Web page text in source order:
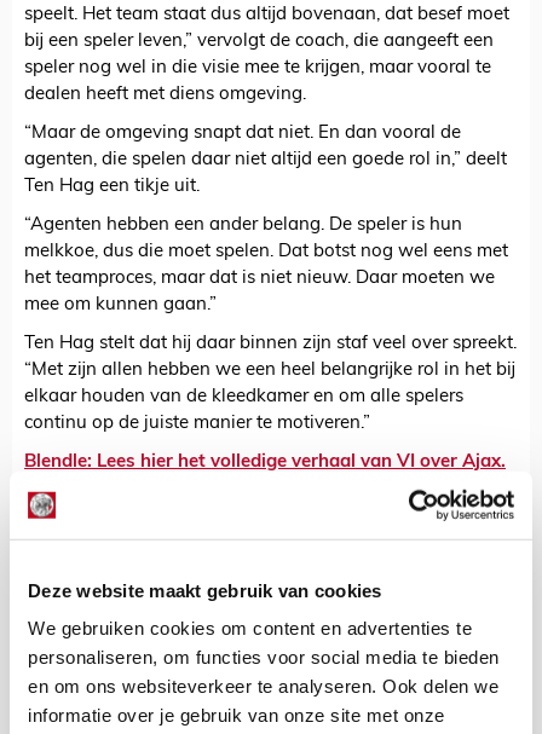
Deze website maakt gebruik van cookies
We gebruiken cookies om content en advertenties te
personaliseren, om functies voor social media te bieden
en om ons websiteverkeer te analyseren. Ook delen we
informatie over je gebruik van onze site met onze
speelt. Het team staat dus altijd bovenaan, dat besef moet
bij een speler leven,” vervolgt de coach, die aangeeft een
speler nog wel in die visie mee te krijgen, maar vooral te
dealen heeft met diens omgeving.
“Maar de omgeving snapt dat niet. En dan vooral de
agenten, die spelen daar niet altijd een goede rol in,” deelt
Ten Hag een tikje uit.
“Agenten hebben een ander belang. De speler is hun
melkkoe, dus die moet spelen. Dat botst nog wel eens met
het teamproces, maar dat is niet nieuw. Daar moeten we
mee om kunnen gaan.”
Ten Hag stelt dat hij daar binnen zijn staf veel over spreekt.
“Met zijn allen hebben we een heel belangrijke rol in het bij
elkaar houden van de kleedkamer en om alle spelers
continu op de juiste manier te motiveren.”
Blendle: Lees hier het volledige verhaal van VI over Ajax.